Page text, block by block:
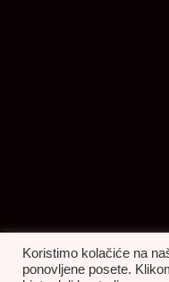
Koristimo kolačiće na
ponovljene posete.